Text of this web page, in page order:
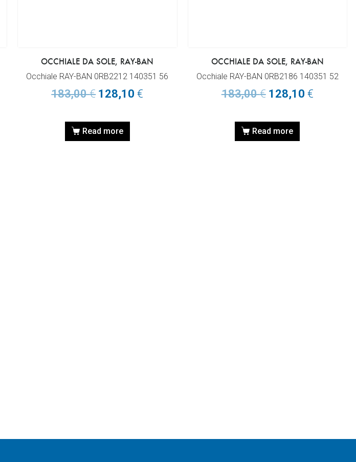
OCCHIALE DA SOLE, RAY-BAN
Occhiale RAY-BAN 0RB2212 140351 56
183,00€ 128,10€
Read more
OCCHIALE DA SOLE, RAY-BAN
Occhiale RAY-BAN 0RB2186 140351 52
183,00€ 128,10 €
Read more